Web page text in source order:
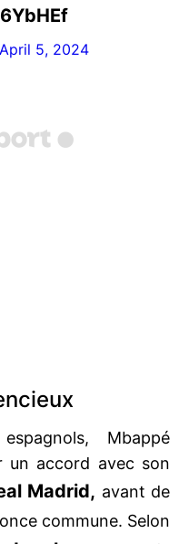
April 5, 2024
Mbappé
un accord avec son
Madrid, avant de
commune. Selon